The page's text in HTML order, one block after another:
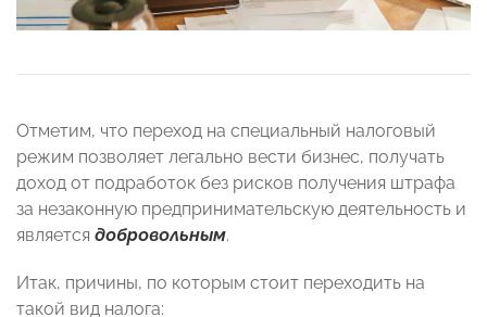
Отметим, что переход на специальный налоговый
режим позволяет легально вести бизнес, получать
доход от подработок без рисков получения штрафа
за незаконную предпринимательскую деятельность и
является добровольным.
Итак, причины, по которым стоит переходить на
такой вид налога: